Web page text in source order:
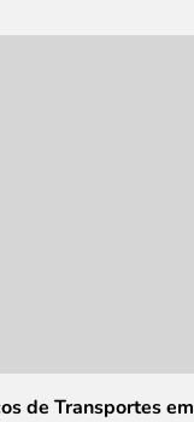
de Transportes em